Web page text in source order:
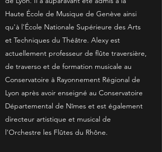
Haute École de Musique de Genève ainsi
qu'à l'École Nationale Supérieure des Arts
et Techniques du Théâtre. Alexy est
actuellement professeur de flûte traversière,
de traverso et de formation musicale au
Conservatoire à Rayonnement Régional de
Lyon après avoir enseigné au Conservatoire
Départemental de Nîmes et est également
directeur artistique et musical de
l’Orchestre les Flûtes du Rhône.